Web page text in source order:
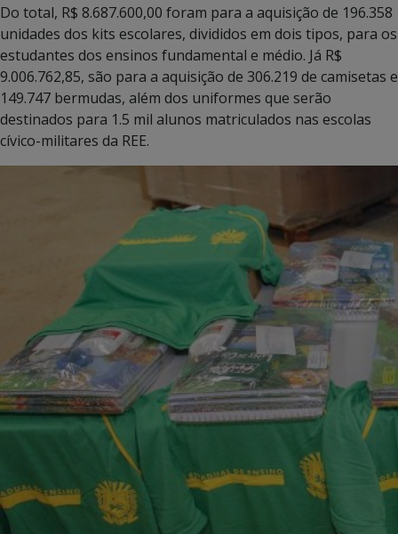
Do total, R$ 8.687.600,00 foram para a aquisição de 196.358
unidades dos kits escolares, divididos em dois tipos, para os
estudantes dos ensinos fundamental e médio. Já R$
9.006.762,85, são para a aquisição de 306.219 de camisetas e
149.747 bermudas, além dos uniformes que serão
destinados para 1.5 mil alunos matriculados nas escolas
cívico-militares da REE.